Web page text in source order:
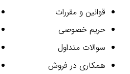
قوانین و مقررات
حریم خصوصی
سوالات متداول
همکاری در فروش